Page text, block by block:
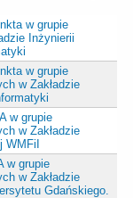
w grupie
Inżynierii
w grupie
w Zakładzie
w grupie
w Zakładzie
w grupie
w Zakładzie
Gdańskiego.